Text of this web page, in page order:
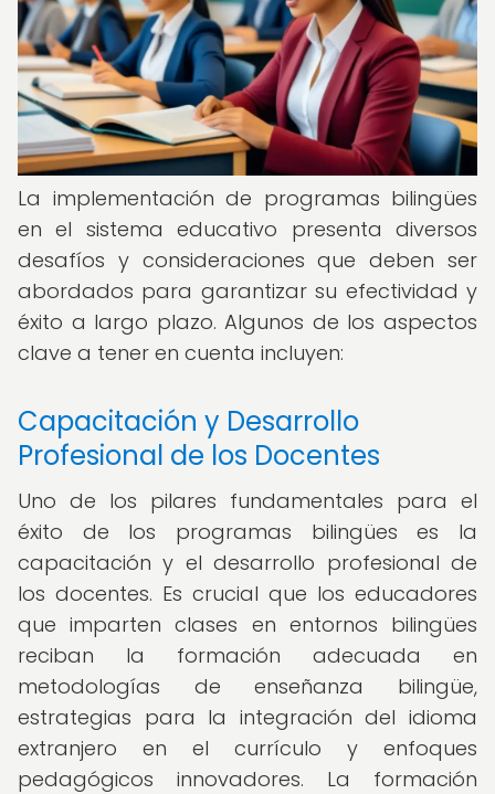
La implementación de programas bilingües
en el sistema educativo presenta diversos
desafíos y consideraciones que deben ser
abordados para garantizar su efectividad y
éxito a largo plazo. Algunos de los aspectos
clave a tener en cuenta incluyen:
Capacitación y Desarrollo
Profesional de los Docentes
Uno de los pilares fundamentales para el
éxito de los programas bilingües es la
capacitación y el desarrollo profesional de
los docentes. Es crucial que los educadores
que imparten clases en entornos bilingües
reciban la formación adecuada en
metodologías de enseñanza bilingüe,
estrategias para la integración del idioma
extranjero en el currículo y enfoques
pedagógicos innovadores. La formación